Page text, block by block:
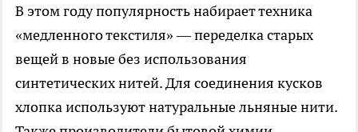
В этом году популярность набирает техника
«медленного текстиля» — переделка старых
вещей в новые без использования
синтетических нитей. Для соединения кусков
хлопка используют натуральные льняные нити.